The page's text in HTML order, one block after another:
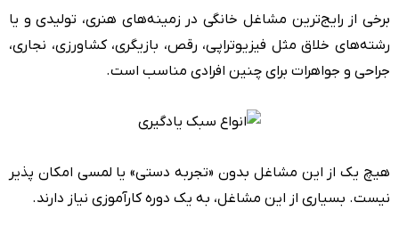
برخی از رایج‌ترین مشاغل خانگی در زمینه‌های هنری، تولیدی و یا
رشته‌های خلاق مثل فیزیوتراپی، رقص، بازیگری، کشاورزی، نجاری،
جراحی و جواهرات برای چنین افرادی مناسب است.
هیچ یک از این مشاغل بدون «تجربه دستی» یا لمسی امکان پذیر
نیست. بسیاری از این مشاغل، به یک دوره کارآموزی نیاز دارند.